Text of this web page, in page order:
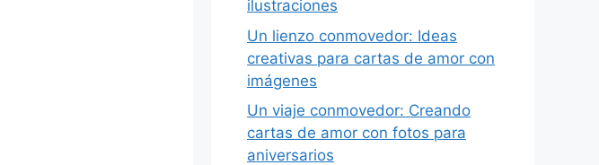
ilustraciones
Un lienzo conmovedor: Ideas
creativas para cartas de amor con
imágenes
Un viaje conmovedor: Creando
cartas de amor con fotos para
aniversarios